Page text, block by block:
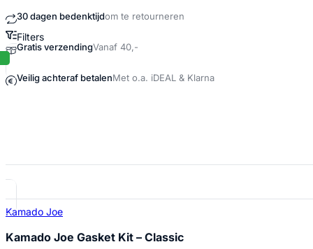
30 dagen bedenktijdom te retourneren
Gratis verzendingVanaf 40,-
Veilig achteraf betalenMet o.a. iDEAL & Klarna
Filters
Gasket kit Producten
Kamado Joe
Kamado Joe Gasket Kit – Classic